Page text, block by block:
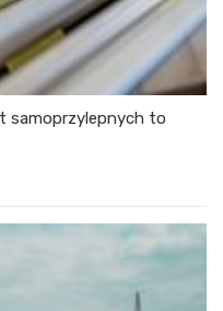
samoprzylepnych to